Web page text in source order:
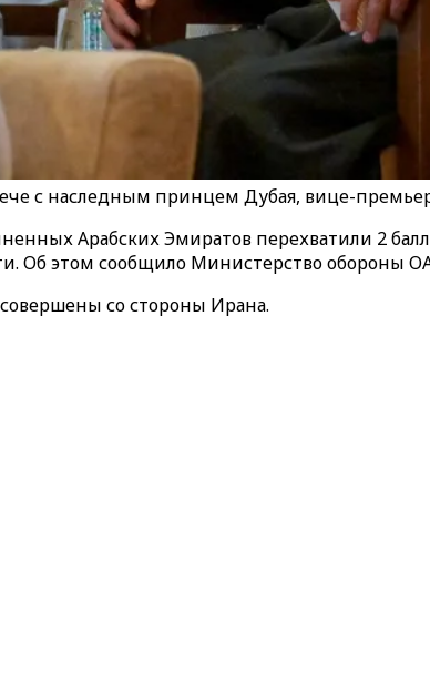
с наследным принцем Дубая, вице-
Арабских Эмиратов перехватили 2
Об этом сообщило Министерство обороны
со стороны Ирана.